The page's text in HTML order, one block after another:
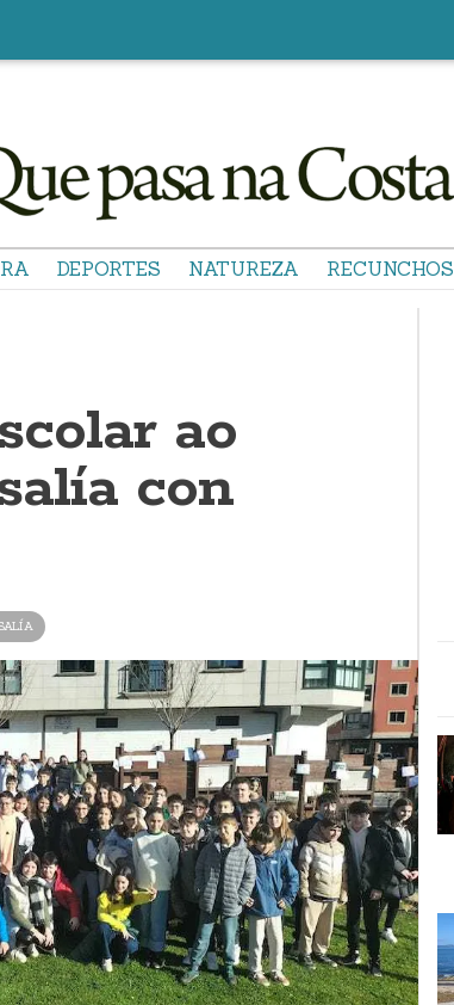
DEPORTES NATUREZA RECUNCHOS
ao
con